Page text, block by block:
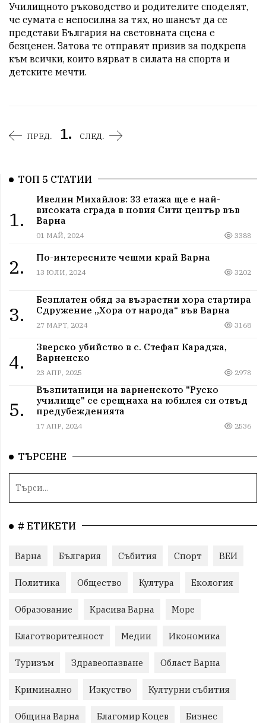
Училищното ръководство и родителите споделят,
че сумата е непосилна за тях, но шансът да се
представи България на световната сцена е
безценен. Затова те отправят призив за подкрепа
към всички, които вярват в силата на спорта и
детските мечти.
ПРЕД. 1. СЛЕД.
ТОП 5 СТАТИИ
1.
Ивелин Михайлов: 33 етажа ще е най-
високата сграда в новия Сити център във
Варна
01 МАЙ, 2024 3388
2. По-интересните чешми край Варна
13 ЮЛИ, 2024 3202
3.
Безплатен обяд за възрастни хора стартира
Сдружение „Хора от народа“ във Варна
27 МАРТ, 2024 3168
4.
Зверско убийство в с. Стефан Караджа,
Варненско
23 АПР, 2025 2978
5.
Възпитаници на варненското "Руско
училище" се срещнаха на юбилея си отвъд
предубежденията
17 АПР, 2024 2536
ТЪРСЕНЕ
# ЕТИКЕТИ
Варна България Събития Спорт ВЕИ
Политика Общество Култура Екология
Образование Красива Варна Море
Благотворителност Медии Икономика
Туризъм Здравеопазване Област Варна
Криминално Изкуство Културни събития
Община Варна Благомир Коцев Бизнес